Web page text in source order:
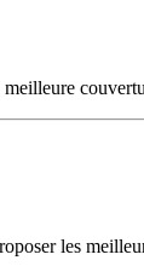
meilleure
les